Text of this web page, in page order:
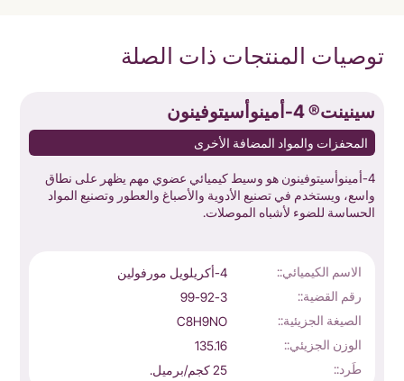
توصيات المنتجات ذات الصلة
سينينت® 4-أمينوأسيتوفينون
المحفزات والمواد المضافة الأخرى
4-أمينوأسيتوفينون هو وسيط كيميائي عضوي مهم يظهر على نطاق
واسع، ويستخدم في تصنيع الأدوية والأصباغ والعطور وتصنيع المواد
الحساسة للضوء لأشباه الموصلات.
الاسم الكيميائي::
4-أكريلويل مورفولين
رقم القضية::
99-92-3
الصيغة الجزيئية::
C8H9NO
الوزن الجزيئي::
135.16
طَرد::
25 كجم/برميل.